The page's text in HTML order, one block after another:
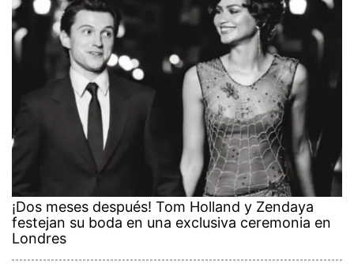
¡Dos meses después! Tom Holland y Zendaya
festejan su boda en una exclusiva ceremonia en
Londres